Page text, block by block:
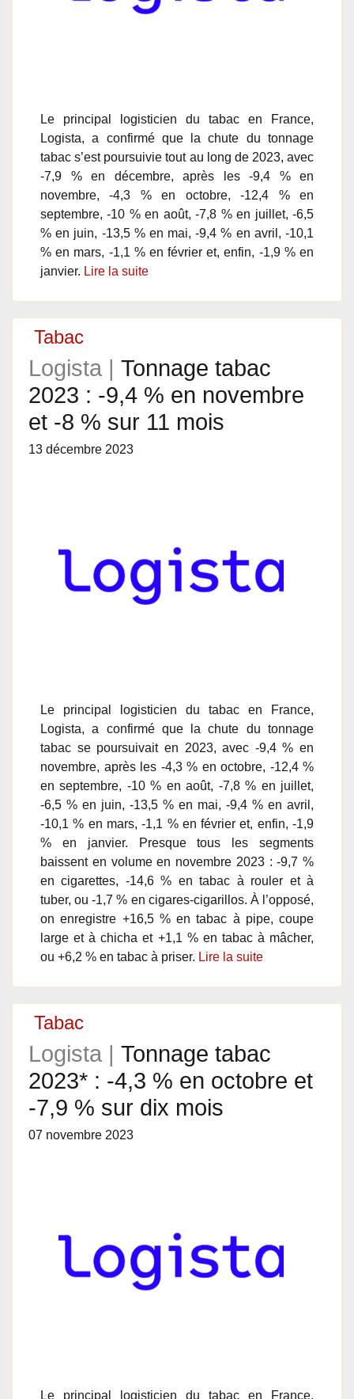
Le principal logisticien du tabac en France,
Logista, a confirmé que la chute du tonnage
tabac s’est poursuivie tout au long de 2023, avec
-7,9 % en décembre, après les -9,4 % en
novembre, -4,3 % en octobre, -12,4 % en
septembre, -10 % en août, -7,8 % en juillet, -6,5
% en juin, -13,5 % en mai, -9,4 % en avril, -10,1
% en mars, -1,1 % en février et, enfin, -1,9 % en
janvier. Lire la suite
Tabac
Logista | Tonnage tabac
2023 : -9,4 % en novembre
et -8 % sur 11 mois
13 décembre 2023
Le principal logisticien du tabac en France,
Logista, a confirmé que la chute du tonnage
tabac se poursuivait en 2023, avec -9,4 % en
novembre, après les -4,3 % en octobre, -12,4 %
en septembre, -10 % en août, -7,8 % en juillet,
-6,5 % en juin, -13,5 % en mai, -9,4 % en avril,
-10,1 % en mars, -1,1 % en février et, enfin, -1,9
% en janvier. Presque tous les segments
baissent en volume en novembre 2023 : -9,7 %
en cigarettes, -14,6 % en tabac à rouler et à
tuber, ou -1,7 % en cigares-cigarillos. À l’opposé,
on enregistre +16,5 % en tabac à pipe, coupe
large et à chicha et +1,1 % en tabac à mâcher,
ou +6,2 % en tabac à priser. Lire la suite
Tabac
Logista | Tonnage tabac
2023* : -4,3 % en octobre et
-7,9 % sur dix mois
07 novembre 2023
Le principal logisticien du tabac en France,